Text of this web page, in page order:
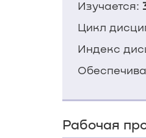
Изучается:
Цикл
Индекс
Рабочая